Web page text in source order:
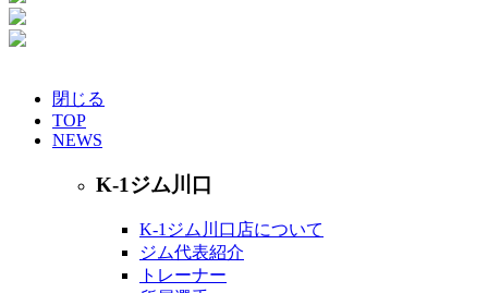
閉じる
TOP
NEWS
K-1ジム川口
K-1ジム川口店について
ジム代表紹介
トレーナー